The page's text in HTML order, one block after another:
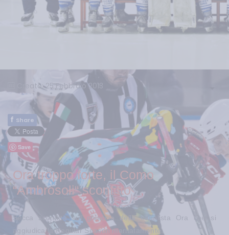
Creato: 25 Febbraio 2013
f Share
Save
Ora troppo forte, il Como
“Ambrosoli“ sconfitto
Secca sconfitta sul ghiaccio della capolista Ora che si
aggiudica la Regular Season meritatamente.